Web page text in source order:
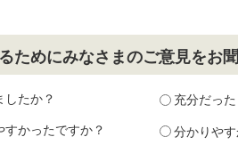
ためにみなさまのご意見をお
したか？ 充分だった
かったですか？ 分かりやす